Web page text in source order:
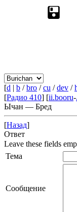
[d | b /bro /cu /dev /
[Радио 410] [ii.booru-
Ычан — Бред
[Назад]
Ответ
Leave these fields
Тема
Сообщение